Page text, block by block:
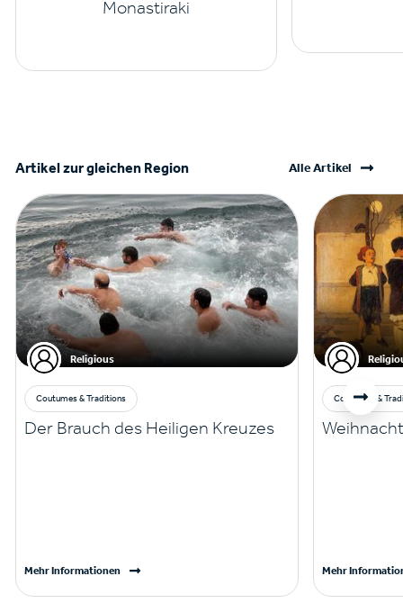
Monastiraki
Artikel zur gleichen Region Alle Artikel
Religious
Coutumes & Traditions
Der Brauch des Heiligen Kreuzes
Mehr Informationen
Coutumes &
Mehr